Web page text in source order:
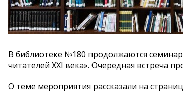
В библиотеке №180 продолжаются
читателей XXI века». Очередная встреча
О теме мероприятия рассказали на